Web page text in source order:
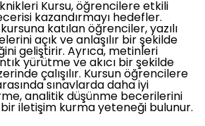
Kursu, öğrencilere etkili
kazandırmayı hedefler.
katılan öğrenciler, yazılı
açık ve anlaşılır bir şekilde
geliştirir. Ayrıca, metinleri
yürütme ve akıcı bir şekilde
çalışılır. Kursun öğrencilere
sınavlarda daha iyi
analitik düşünme becerilerini
iletişim kurma yeteneği bulunur.